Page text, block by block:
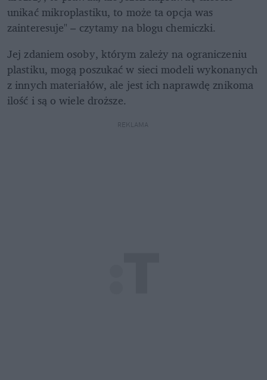
unikać mikroplastiku, to może ta opcja was
zainteresuje" – czytamy na blogu chemiczki.
Jej zdaniem osoby, którym zależy na ograniczeniu
plastiku, mogą poszukać w sieci modeli wykonanych
z innych materiałów, ale jest ich naprawdę znikoma
ilość i są o wiele droższe.
REKLAMA